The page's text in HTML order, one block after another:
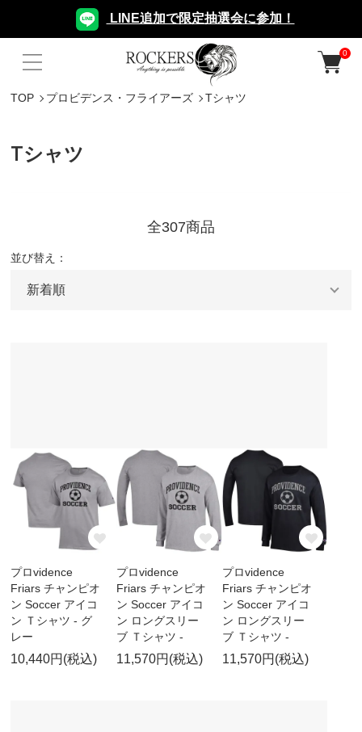
LINE追加で限定抽選会に参加！
0
TOP プロビデンス・フライアーズ Tシャツ
Tシャツ
全307商品
並び替え：
プロvidence
Friars チャンピオ
ン Soccer アイコ
ン Ｔシャツ - グ
レー
10,440円(税込)
プロvidence
Friars チャンピオ
ン Soccer アイコ
ン ロングスリー
ブ Ｔシャツ -
11,570円(税込)
プロvidence
Friars チャンピオ
ン Soccer アイコ
ン ロングスリー
ブ Ｔシャツ -
11,570円(税込)